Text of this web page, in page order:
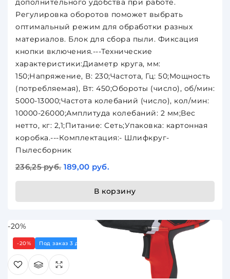
дополнительного удобства при работе.
Регулировка оборотов поможет выбрать
оптимальный режим для обработки разных
материалов. Блок для сбора пыли. Фиксация
кнопки включения.---Технические
характеристики:Диаметр круга, мм:
150;Напряжение, В: 230;Частота, Гц: 50;Мощность
(потребляемая), Вт: 450;Обороты (число), об/мин:
5000-13000;Частота колебаний (число), кол/мин:
10000-26000;Амплитуда колебаний: 2 мм;Вес
нетто, кг: 2,1;Питание: Сеть;Упаковка: картонная
коробка.---Комплектация:- Шлифкруг-
Пылесборник
236,25 руб. 189,00 руб.
В корзину
-20%
-20% Под заказ 3 дня